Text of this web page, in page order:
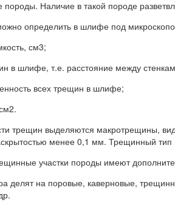
породы. Наличие в такой породе
определить в шлифе под
см3;
в шлифе, т.е. расстояние между
всех трещин в шлифе;
трещин выделяются макротрещины,
менее 0,1 мм. Трещинный тип
участки породы имеют
делят на поровые, каверновые,